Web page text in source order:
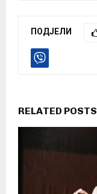
ПОДЈЕЛИ
RELATED POSTS